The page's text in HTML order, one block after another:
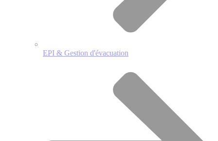
EPI & Gestion d'évacuation